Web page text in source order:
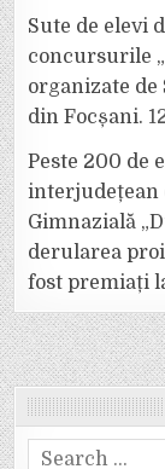
Sute de elevi
concursurile
organizate de
din Focșani.
Peste 200 de
interjudețean
Gimnazială
derularea
fost premiați
Search